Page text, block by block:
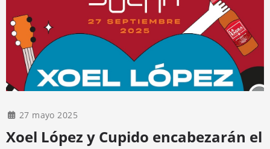
27 mayo 2025
Xoel López y Cupido encabezarán el